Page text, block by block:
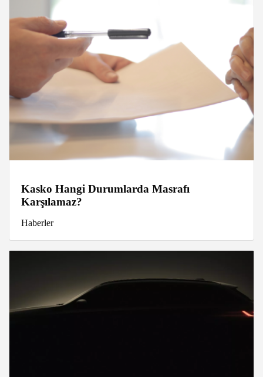
Kasko Hangi Durumlarda Masrafı
Karşılamaz?
Haberler